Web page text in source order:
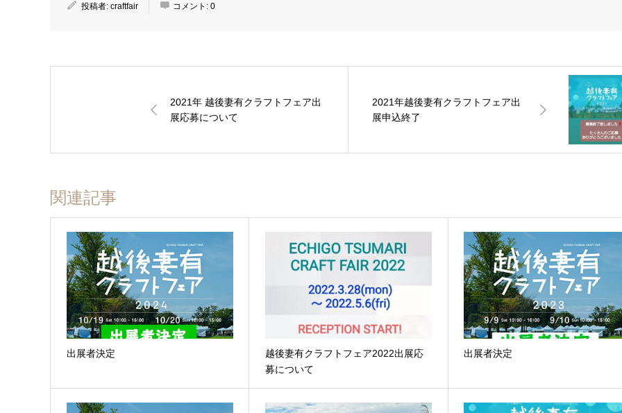
投稿者: craftfair コメント: 0
2021年 越後妻有クラフトフェア出
展応募について
2021年越後妻有クラフトフェア出
展申込終了
関連記事
出展者決定
越後妻有クラフトフェア2022出展応
募について
出展者決定